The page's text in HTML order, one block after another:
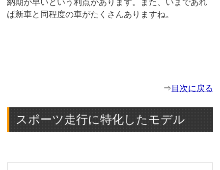
納期が早いという利点があります。また、いまであれ
ば新車と同程度の車がたくさんありますね。
⇒目次に戻る
スポーツ走行に特化したモデル